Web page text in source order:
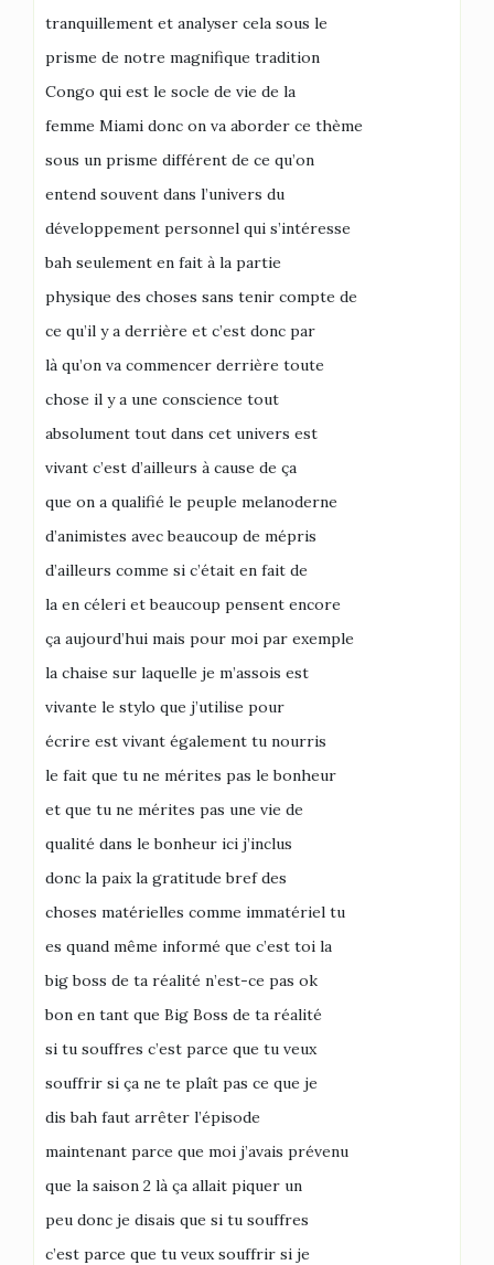
tranquillement et analyser cela sous le
prisme de notre magnifique tradition
Congo qui est le socle de vie de la
femme Miami donc on va aborder ce thème
sous un prisme différent de ce qu’on
entend souvent dans l’univers du
développement personnel qui s’intéresse
bah seulement en fait à la partie
physique des choses sans tenir compte de
ce qu’il y a derrière et c’est donc par
là qu’on va commencer derrière toute
chose il y a une conscience tout
absolument tout dans cet univers est
vivant c’est d’ailleurs à cause de ça
que on a qualifié le peuple melanoderne
d’animistes avec beaucoup de mépris
d’ailleurs comme si c’était en fait de
la en céleri et beaucoup pensent encore
ça aujourd’hui mais pour moi par exemple
la chaise sur laquelle je m’assois est
vivante le stylo que j’utilise pour
écrire est vivant également tu nourris
le fait que tu ne mérites pas le bonheur
et que tu ne mérites pas une vie de
qualité dans le bonheur ici j’inclus
donc la paix la gratitude bref des
choses matérielles comme immatériel tu
es quand même informé que c’est toi la
big boss de ta réalité n’est-ce pas ok
bon en tant que Big Boss de ta réalité
si tu souffres c’est parce que tu veux
souffrir si ça ne te plaît pas ce que je
dis bah faut arrêter l’épisode
maintenant parce que moi j’avais prévenu
que la saison 2 là ça allait piquer un
peu donc je disais que si tu souffres
c’est parce que tu veux souffrir si je